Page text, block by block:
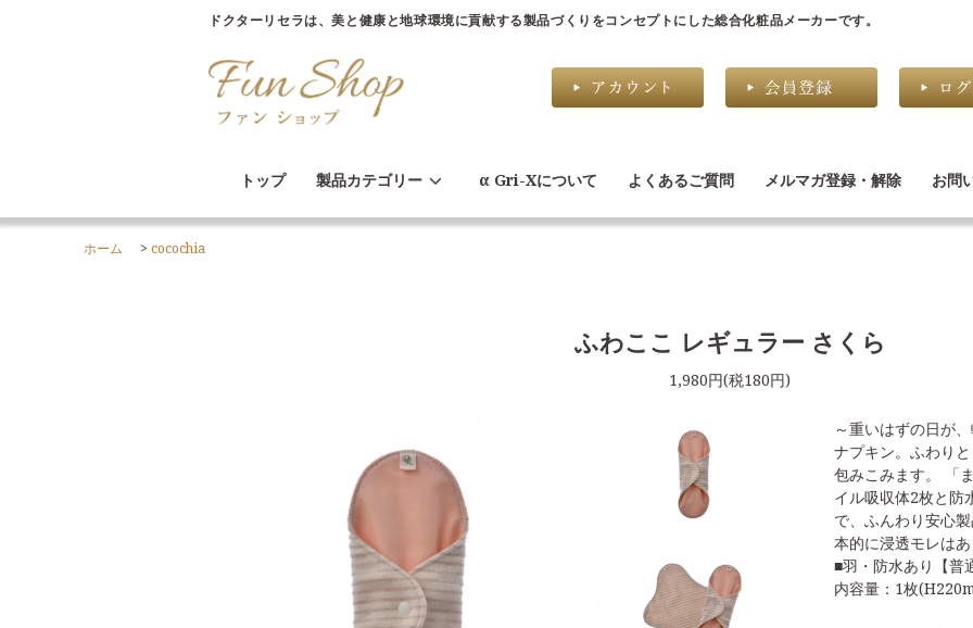
ドクターリセラは、美と健康と地球環境に貢献する製品づくりをコンセプトにした総合化粧品メーカーです。
トップ 製品カテゴリー α Gri-Xについて よくあるご質問 メルマガ登録・解除 お問
ホーム > cocochia
ふわここ レギュラー さくら
1,980円(税180円)
～重いはずの日が
ナプキン。ふわり
包みこみます。 「
イル吸収体2枚と防
で、ふんわり安心
本的に浸透モレは
■羽・防水あり【普
内容量：1枚